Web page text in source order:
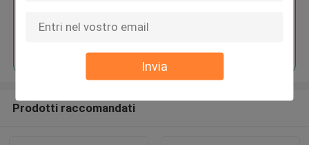
Invia
Prodotti raccomandati